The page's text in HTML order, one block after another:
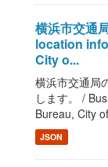
横浜市交通
location
City o...
横浜市交通局
します。 /
Bureau, City
JSON